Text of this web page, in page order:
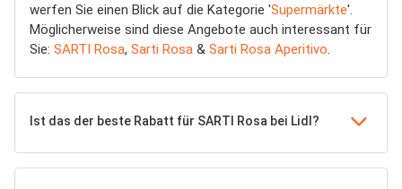
werfen Sie einen Blick auf die Kategorie 'Supermärkte'.
Möglicherweise sind diese Angebote auch interessant für
Sie: SARTI Rosa, Sarti Rosa & Sarti Rosa Aperitivo.
Ist das der beste Rabatt für SARTI Rosa bei Lidl?